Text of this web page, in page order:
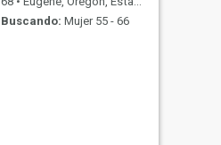
Buscando: Mujer 55 - 66